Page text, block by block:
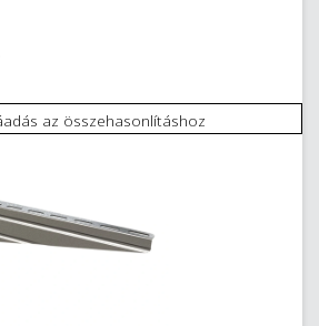
az összehasonlításhoz